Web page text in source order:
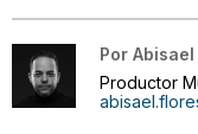
Por
Productor